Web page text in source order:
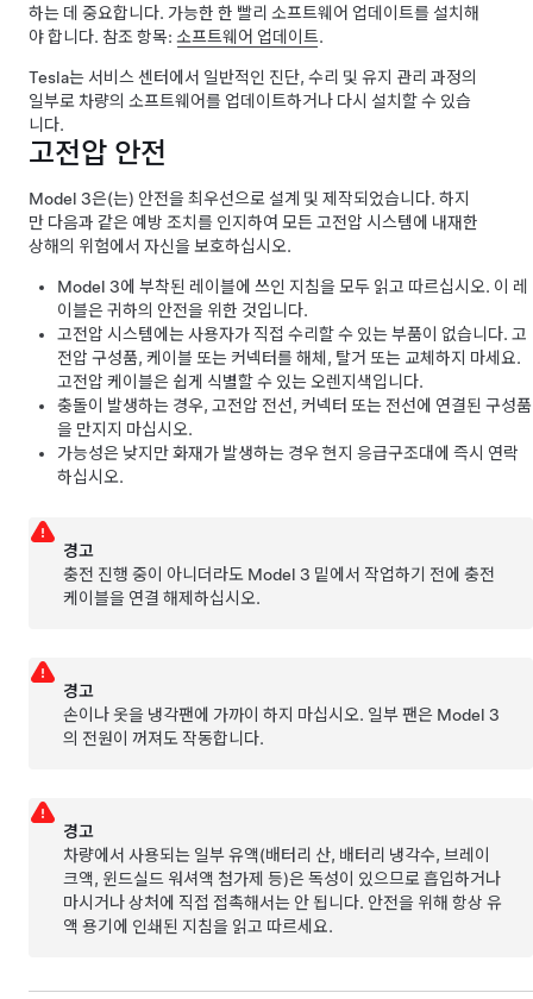
하는 데 중요합니다. 가능한 한 빨리 소프트웨어 업데이트를 설치해
야 합니다. 참조 항목: 소프트웨어 업데이트.
Tesla는 서비스 센터에서 일반적인 진단, 수리 및 유지 관리 과정의
일부로 차량의 소프트웨어를 업데이트하거나 다시 설치할 수 있습
니다.
고전압 안전
Model 3은(는) 안전을 최우선으로 설계 및 제작되었습니다. 하지
만 다음과 같은 예방 조치를 인지하여 모든 고전압 시스템에 내재한
상해의 위험에서 자신을 보호하십시오.
Model 3에 부착된 레이블에 쓰인 지침을 모두 읽고 따르십시오. 이 레
이블은 귀하의 안전을 위한 것입니다.
고전압 시스템에는 사용자가 직접 수리할 수 있는 부품이 없습니다. 고
전압 구성품, 케이블 또는 커넥터를 해체, 탈거 또는 교체하지 마세요.
고전압 케이블은 쉽게 식별할 수 있는 오렌지색입니다.
충돌이 발생하는 경우, 고전압 전선, 커넥터 또는 전선에 연결된 구성품
을 만지지 마십시오.
가능성은 낮지만 화재가 발생하는 경우 현지 응급구조대에 즉시 연락
하십시오.
경고
충전 진행 중이 아니더라도 Model 3 밑에서 작업하기 전에 충전
케이블을 연결 해제하십시오.
경고
손이나 옷을 냉각팬에 가까이 하지 마십시오. 일부 팬은 Model 3
의 전원이 꺼져도 작동합니다.
경고
차량에서 사용되는 일부 유액(배터리 산, 배터리 냉각수, 브레이
크액, 윈드실드 워셔액 첨가제 등)은 독성이 있으므로 흡입하거나
마시거나 상처에 직접 접촉해서는 안 됩니다. 안전을 위해 항상 유
액 용기에 인쇄된 지침을 읽고 따르세요.